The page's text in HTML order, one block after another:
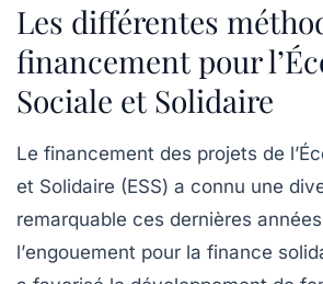
Les différentes
financement pour
Sociale et Solidaire
Le financement des projets de l’
et Solidaire (ESS) a connu une
remarquable ces dernières
l’engouement pour la finance